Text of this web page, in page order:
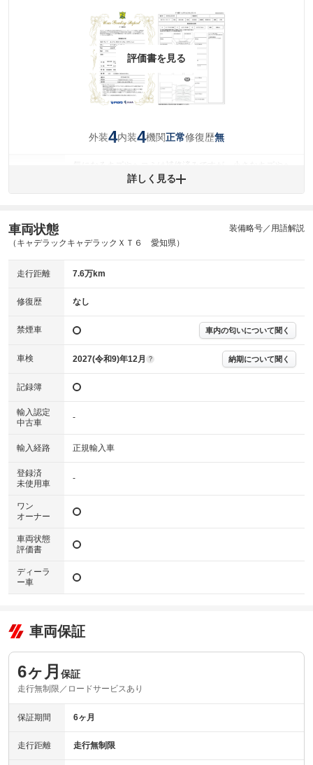
評価書を見る
外装4内装4機関正常修復歴無
コミが残っています。
(内装状態)
機関 主要機関に不具合はありません。
修復歴 詳細は鑑定書をご確認ください。
※グー鑑定は保証サービスではございません。購入時は必ず現車をご確認
※実際にお渡しするコンディションチェックシートにつきましては、形式
※グー鑑定の評価はあくまでも記載している鑑定日の鑑定結果となりま
す。車両情報等の詳細は各販売店へお問い合わせ下さい。
詳しく見る
車両状態
（キャデラックキャデラックＸＴ６ 愛知県）
装備略号／用語解説
走行距離 7.6万km
修復歴 なし
禁煙車 車内の匂いについて聞く
車検 2027(令和9)年12月 ? 納期について聞く
記録簿
輸入認定
中古車
-
輸入経路 正規輸入車
登録済
未使用車
-
ワン
オーナー
車両状態
評価書
ディーラ
ー車
車両保証
6ヶ月 保証
走行無制限／ロードサービスあり
保証期間 6ヶ月
走行距離 走行無制限